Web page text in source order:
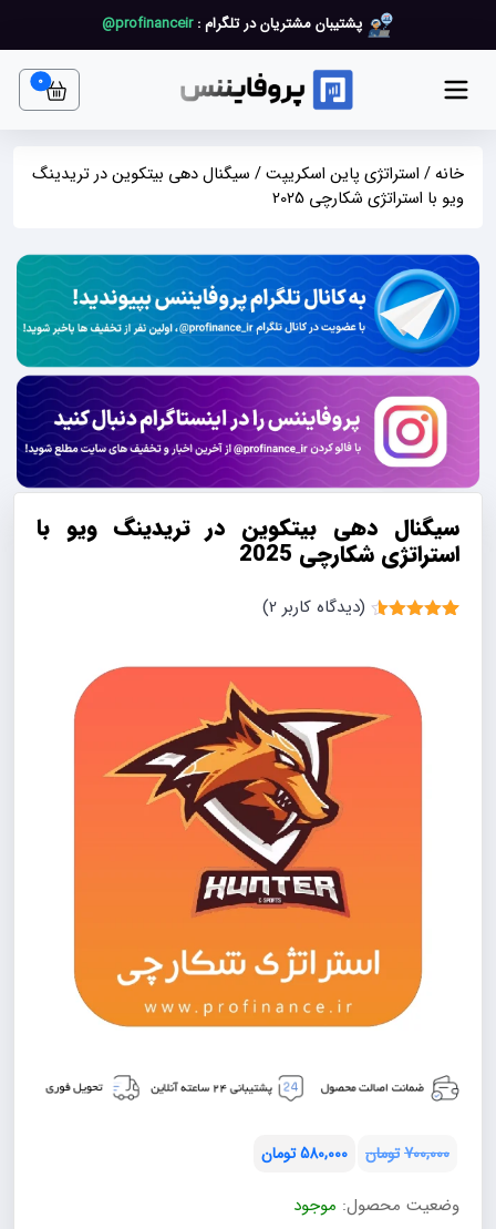
پشتیبان مشتریان در تلگرام :profinanceir@
0
item
خانه/ استراتژی پاین اسکریپت/ سیگنال دهی بیتکوین در تریدینگ
ویو با استراتژی شکارچی 2025
سیگنال دهی بیتکوین در تریدینگ ویو با
استراتژی شکارچی 2025
(دیدگاه کاربر 2
)
تومان700,000
اصلی:
تومان580,000
فعلی:
وضعیت محصول: موجود